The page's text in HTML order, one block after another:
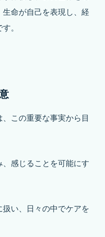
命が自己を表現し、経
。
この重要な事実から目
感じることを可能にす
い、日々の中でケアを